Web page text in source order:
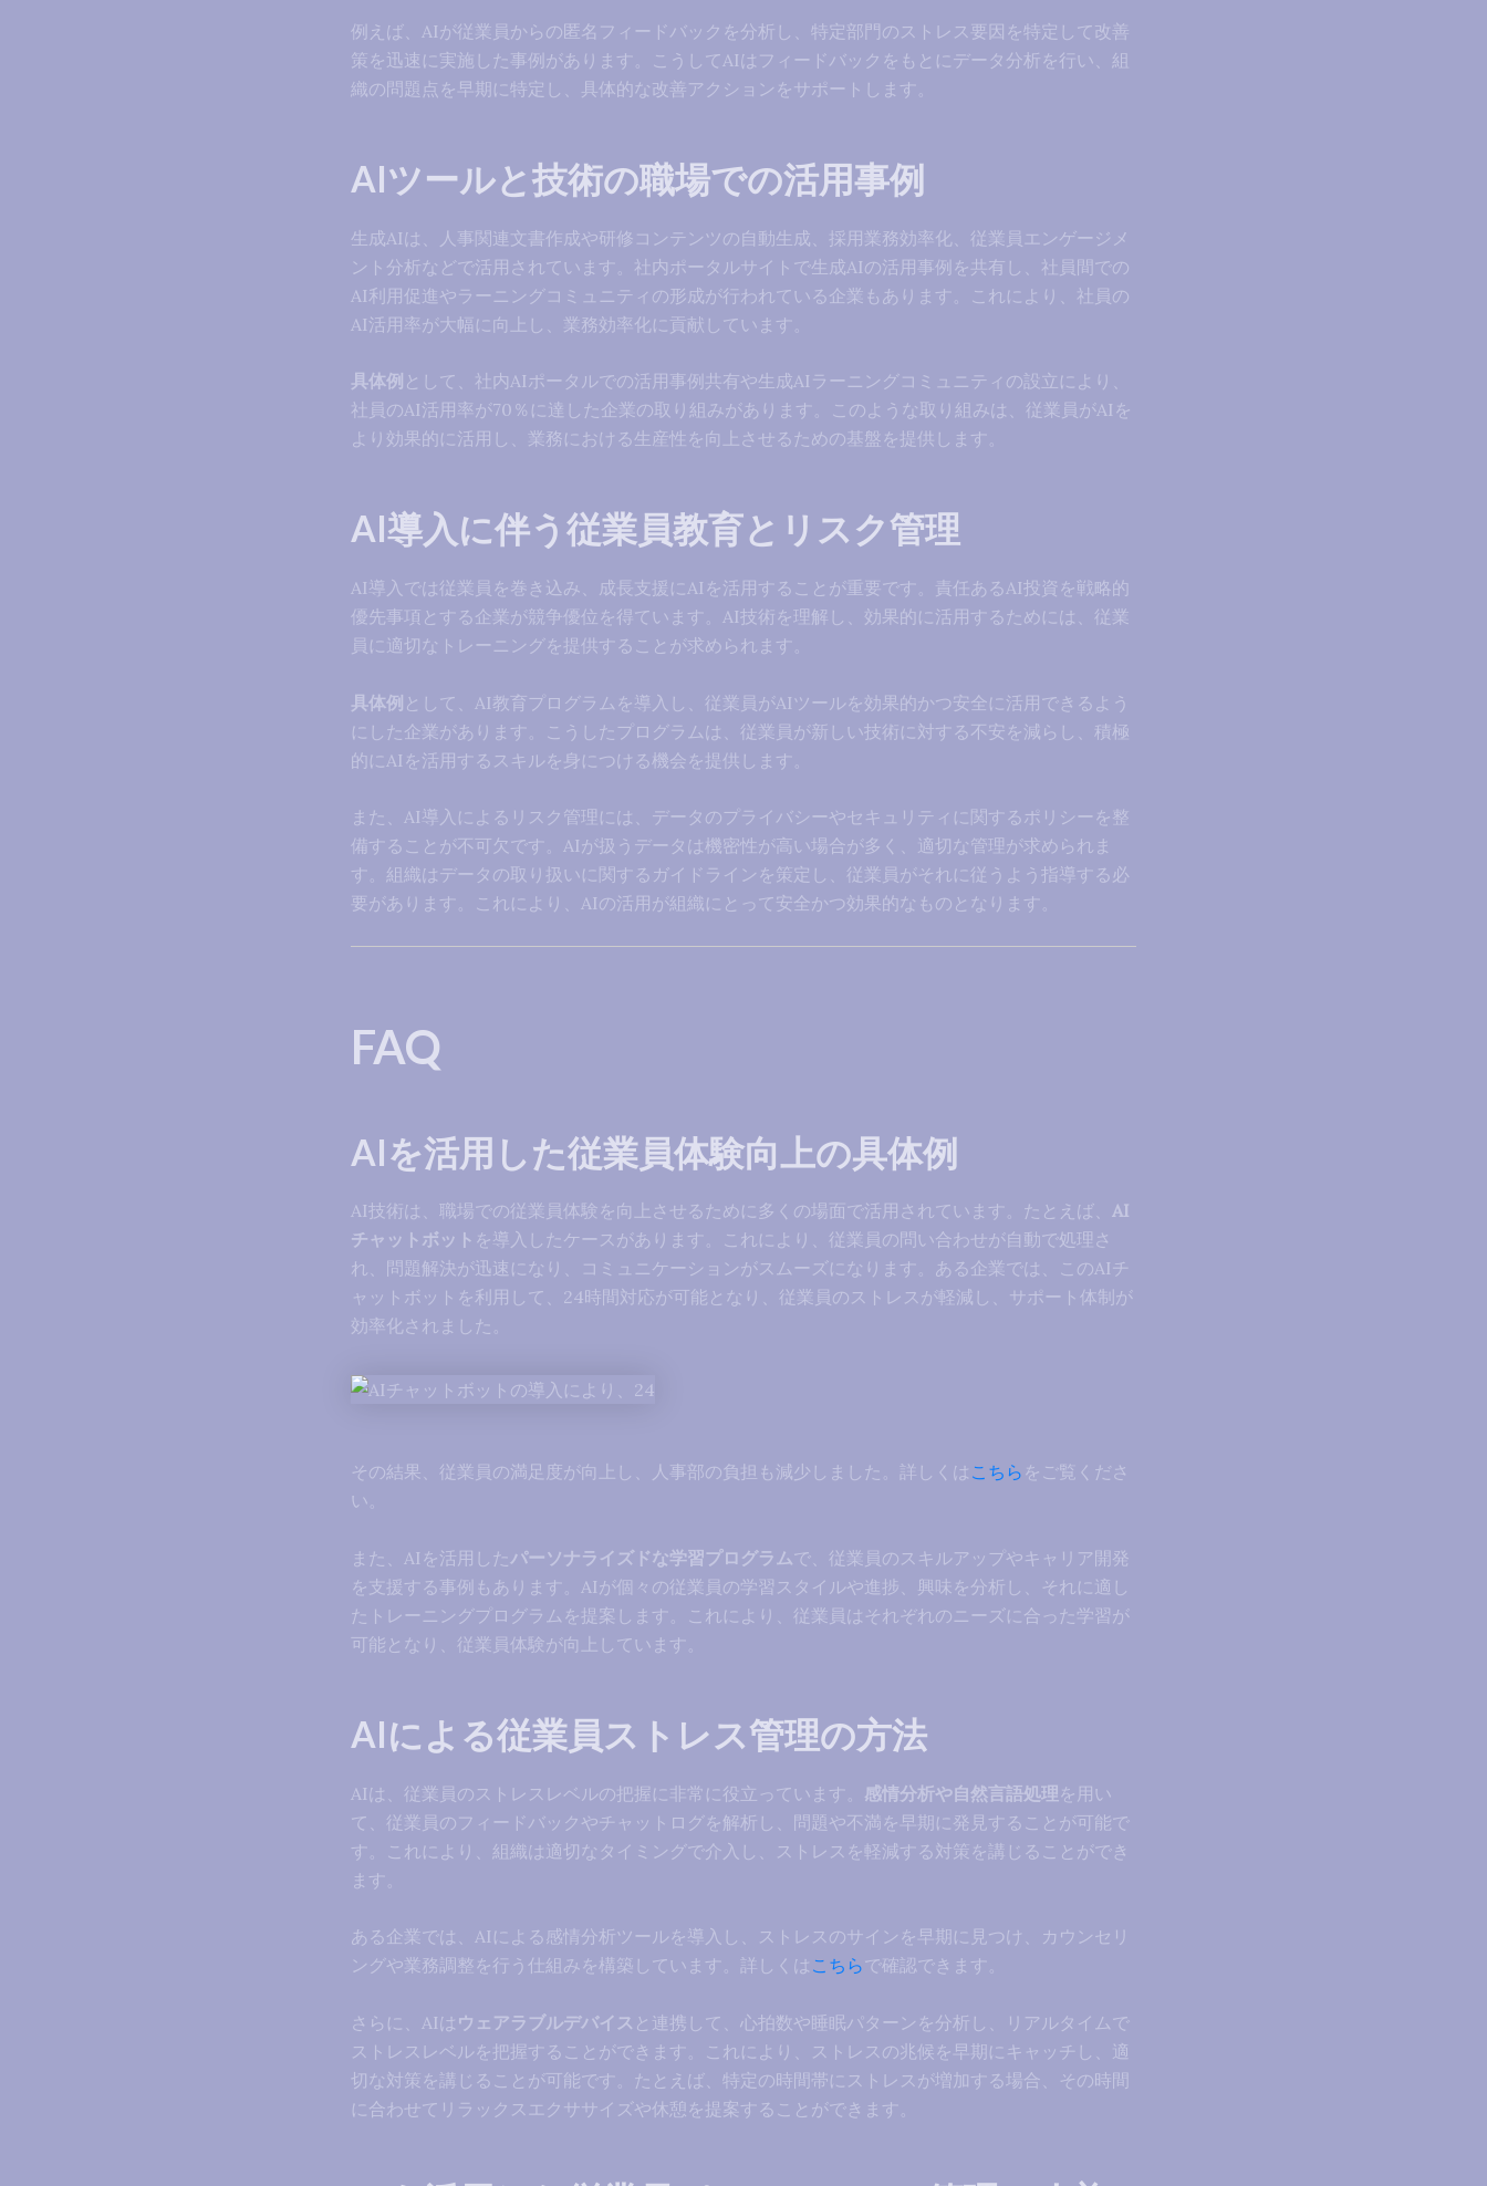
例えば、AIが従業員からの匿名フィードバックを分析し、特定部門のストレス要因を特定して改善
策を迅速に実施した事例があります。こうしてAIはフィードバックをもとにデータ分析を行い、組
織の問題点を早期に特定し、具体的な改善アクションをサポートします。
AIツールと技術の職場での活用事例
生成AIは、人事関連文書作成や研修コンテンツの自動生成、採用業務効率化、従業員エンゲージメ
ント分析などで活用されています。社内ポータルサイトで生成AIの活用事例を共有し、社員間での
AI利用促進やラーニングコミュニティの形成が行われている企業もあります。これにより、社員の
AI活用率が大幅に向上し、業務効率化に貢献しています。
具体例 として、社内AIポータルでの活用事例共有や生成AIラーニングコミュニティの設立により、
社員のAI活用率が70％に達した企業の取り組みがあります。このような取り組みは、従業員がAIを
より効果的に活用し、業務における生産性を向上させるための基盤を提供します。
AI導入に伴う従業員教育とリスク管理
AI導入では従業員を巻き込み、成長支援にAIを活用することが重要です。責任あるAI投資を戦略的
優先事項とする企業が競争優位を得ています。AI技術を理解し、効果的に活用するためには、従業
員に適切なトレーニングを提供することが求められます。
具体例 として、AI教育プログラムを導入し、従業員がAIツールを効果的かつ安全に活用できるよう
にした企業があります。こうしたプログラムは、従業員が新しい技術に対する不安を減らし、積極
的にAIを活用するスキルを身につける機会を提供します。
また、AI導入によるリスク管理には、データのプライバシーやセキュリティに関するポリシーを整
備することが不可欠です。AIが扱うデータは機密性が高い場合が多く、適切な管理が求められま
す。組織はデータの取り扱いに関するガイドラインを策定し、従業員がそれに従うよう指導する必
要があります。これにより、AIの活用が組織にとって安全かつ効果的なものとなります。
FAQ
AIを活用した従業員体験向上の具体例
AI技術は、職場での従業員体験を向上させるために多くの場面で活用されています。たとえば、 AI
チャットボット を導入したケースがあります。これにより、従業員の問い合わせが自動で処理さ
れ、問題解決が迅速になり、コミュニケーションがスムーズになります。ある企業では、このAIチ
ャットボットを利用して、24時間対応が可能となり、従業員のストレスが軽減し、サポート体制が
効率化されました。
その結果、従業員の満足度が向上し、人事部の負担も減少しました。詳しくは こちら をご覧くださ
い。
また、AIを活用した パーソナライズドな学習プログラムで、従業員のスキルアップやキャリア開発
を支援する事例もあります。AIが個々の従業員の学習スタイルや進捗、興味を分析し、それに適し
たトレーニングプログラムを提案します。これにより、従業員はそれぞれのニーズに合った学習が
可能となり、従業員体験が向上しています。
AIによる従業員ストレス管理の方法
AIは、従業員のストレスレベルの把握に非常に役立っています。 感情分析や自然言語処理を用い
て、従業員のフィードバックやチャットログを解析し、問題や不満を早期に発見することが可能で
す。これにより、組織は適切なタイミングで介入し、ストレスを軽減する対策を講じることができ
ます。
ある企業では、AIによる感情分析ツールを導入し、ストレスのサインを早期に見つけ、カウンセリ
ングや業務調整を行う仕組みを構築しています。詳しくは こちらで確認できます。
さらに、AIは ウェアラブルデバイス と連携して、心拍数や睡眠パターンを分析し、リアルタイムで
ストレスレベルを把握することができます。これにより、ストレスの兆候を早期にキャッチし、適
切な対策を講じることが可能です。たとえば、特定の時間帯にストレスが増加する場合、その時間
に合わせてリラックスエクササイズや休憩を提案することができます。